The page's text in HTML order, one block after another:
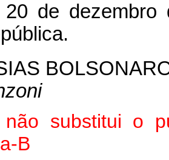
20 de dezembro
substitui o
B